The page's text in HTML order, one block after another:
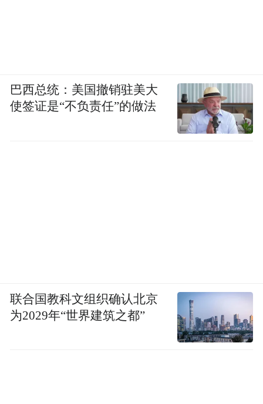
巴西总统：美国撤销驻美大
使签证是“不负责任”的做法
联合国教科文组织确认北京
为2029年“世界建筑之都”